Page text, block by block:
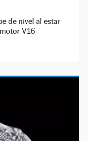
de nivel al estar
V16